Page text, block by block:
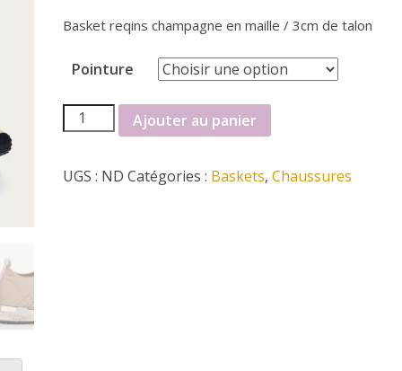
Basket reqins champagne en maille / 3cm de talon
Pointure
quantité
de
reqins
Ajouter au panier
UGS : ND Catégories : Baskets, Chaussures